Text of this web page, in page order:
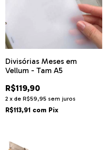
Divisórias Meses em
Vellum - Tam A5
R$119,90
2 x de R$59,95 sem juros
R$113,91 com Pix